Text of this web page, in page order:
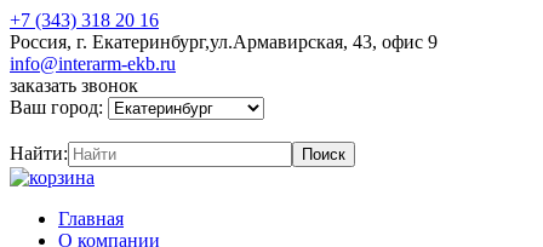
+7 (343) 318 20 16
Россия, г. Екатеринбург,ул.Армавирская, 43, офис 9
info@interarm-ekb.ru
заказать звонок
Ваш город:
Найти:
Главная
О компании